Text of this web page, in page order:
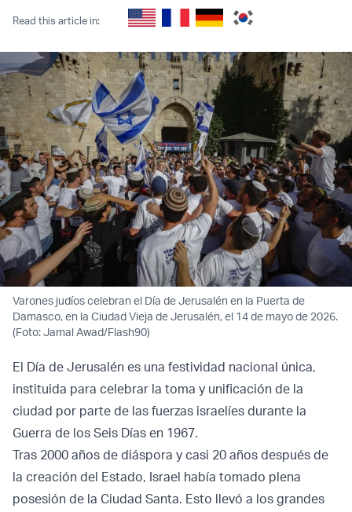
Read this article in:
Varones judíos celebran el Día de Jerusalén en la Puerta de
Damasco, en la Ciudad Vieja de Jerusalén, el 14 de mayo de 2026.
(Foto: Jamal Awad/Flash90)
El Día de Jerusalén es una festividad nacional única,
instituida para celebrar la toma y unificación de la
ciudad por parte de las fuerzas israelíes durante la
Guerra de los Seis Días en 1967.
Tras 2000 años de diáspora y casi 20 años después de
la creación del Estado, Israel había tomado plena
posesión de la Ciudad Santa. Esto llevó a los grandes